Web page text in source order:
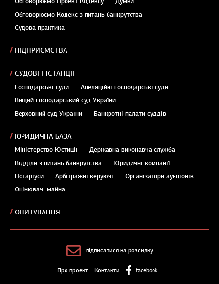
Обговорюємо Кодекс з питань банкрутства
Судова практика
ПІДПРИЄМСТВА
СУДОВІ ІНСТАНЦІЇ
Господарські суди
Апеляційні господарські суди
Вищий господарський суд України
Верховний суд України
Банкротні палати суддів
ЮРИДИЧНА БАЗА
Міністерство Юстиції
Державна виконавча служба
Відділи з питань банкрутства
Юридичні компанії
Нотаріуси
Арбітражні керуючі
Організатори аукціонів
Оцінювачі майна
ОПИТУВАННЯ
підписатися на розсилку
Про проект Контакти facebook